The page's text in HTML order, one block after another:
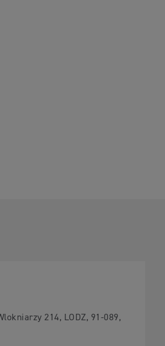
214, LODZ, 91-089,